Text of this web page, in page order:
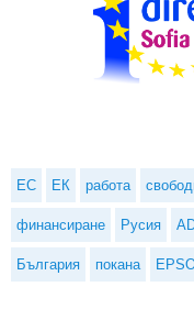
ЕС ЕК работа
финансиране Русия
България покана